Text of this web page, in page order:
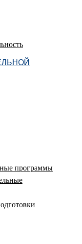
программы